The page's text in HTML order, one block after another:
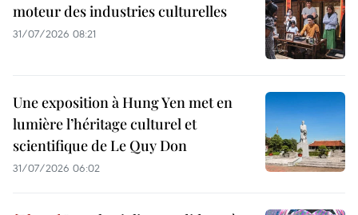
moteur des industries culturelles
31/07/2026 08:21
Une exposition à Hung Yen met en
lumière l’héritage culturel et
scientifique de Le Quy Don
31/07/2026 06:02